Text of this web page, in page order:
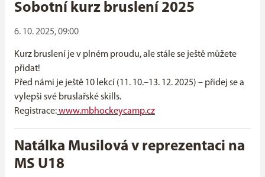
Sobotní kurz bruslení 2025
6. 10. 2025, 09:00
Kurz bruslení je v plném proudu, ale stále se ještě můžete
přidat!
Před námi je ještě 10 lekcí (11. 10.–13. 12. 2025) – přidej se a
vylepši své bruslařské skills.
Registrace:www.mbhockeycamp.cz
Natálka Musilová v reprezentaci na
MS U18